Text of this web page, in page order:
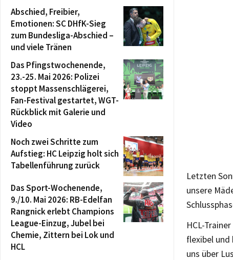
Letzten
unsere
HCL-
flexibel und
uns über
Abschied, Freibier,
Emotionen: SC DHfK-Sieg
zum Bundesliga-Abschied –
und viele Tränen
Das Pfingstwochenende,
23.-25. Mai 2026: Polizei
stoppt Massenschlägerei,
Fan-Festival gestartet, WGT-
Rückblick mit Galerie und
Video
Noch zwei Schritte zum
Aufstieg: HC Leipzig holt sich
Tabellenführung zurück
Das Sport-Wochenende,
9./10. Mai 2026: RB-Edelfan
Rangnick erlebt Champions
League-Einzug, Jubel bei
Chemie, Zittern bei Lok und
HCL